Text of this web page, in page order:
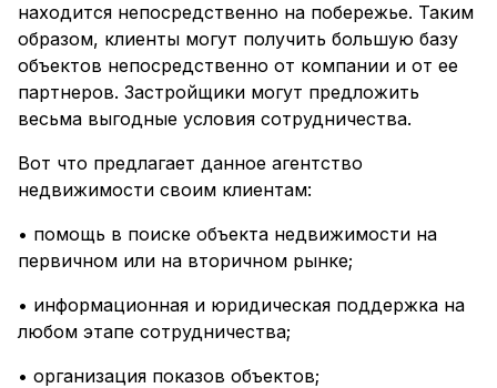
находится непосредственно на побережье. Таким
образом, клиенты могут получить большую базу
объектов непосредственно от компании и от ее
партнеров. Застройщики могут предложить
весьма выгодные условия сотрудничества.
Вот что предлагает данное агентство
недвижимости своим клиентам:
• помощь в поиске объекта недвижимости на
первичном или на вторичном рынке;
• информационная и юридическая поддержка на
любом этапе сотрудничества;
• организация показов объектов;